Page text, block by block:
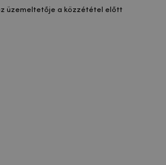
üzemeltetője a közzététel előtt